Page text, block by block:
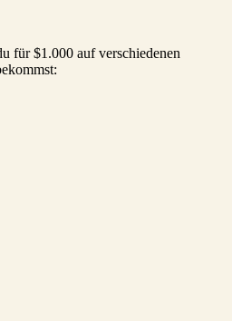
für $1.000 auf verschiedenen